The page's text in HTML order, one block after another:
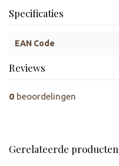
Specificaties
EAN Code
Reviews
0 beoordelingen
Gerelateerde producten